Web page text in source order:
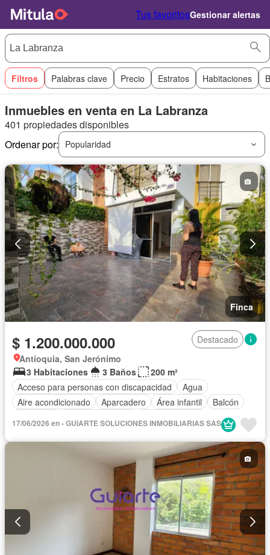
Tus favoritosGestionar alertas
Filtros Palabras clave Precio Estratos Habitaciones
Inmuebles en venta en La Labranza
401 propiedades disponibles
Ordenar por:
Popularidad
Finca
$ 1.200.000.000
Destacado
Antioquia, San Jerónimo
3 Habitaciones
3 Baños
200 m²
Acceso para personas con discapacidad
Agua
Aire acondicionado
Aparcadero Área infantil
Balcón
17/06/2026 en - GUIARTE SOLUCIONES INMOBILIARIAS SAS